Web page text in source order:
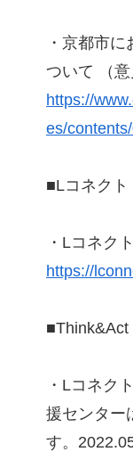
・京都市
ついて （
https://
es/
■Lコネクト
・Lコネク
https://
■Think&Act
・Lコネク
援センター
す。